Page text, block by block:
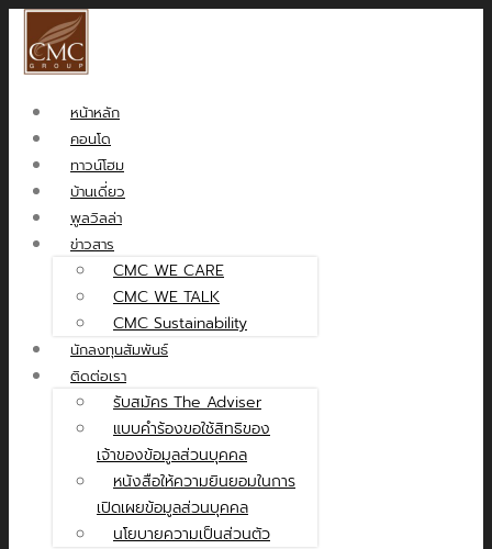
หน้าหลัก
คอนโด
ทาวน์โฮม
บ้านเดี่ยว
พูลวิลล่า
ข่าวสาร
CMC WE CARE
CMC WE TALK
CMC Sustainability
นักลงทุนสัมพันธ์
ติดต่อเรา
รับสมัคร The Adviser
แบบคำร้องขอใช้สิทธิของ
เจ้าของข้อมูลส่วนบุคคล
หนังสือให้ความยินยอมในการ
เปิดเผยข้อมูลส่วนบุคคล
นโยบายความเป็นส่วนตัว